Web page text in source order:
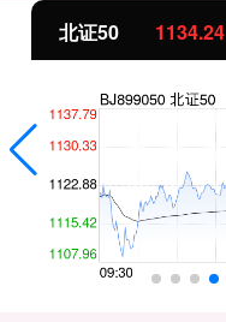
北证50 1134.24